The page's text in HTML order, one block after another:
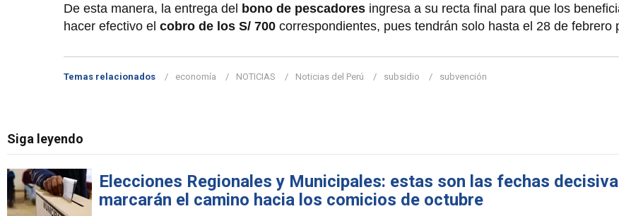
De esta manera, la entrega del bono de pescadores ingresa a su recta final para que los
hacer efectivo el cobro de los S/ 700 correspondientes, pues tendrán solo hasta el 28 de febrero
Temas relacionados economía NOTICIAS Noticias del Perú subsidio subvención
Siga leyendo
Elecciones Regionales y Municipales: estas son las fechas
marcarán el camino hacia los comicios de octubre